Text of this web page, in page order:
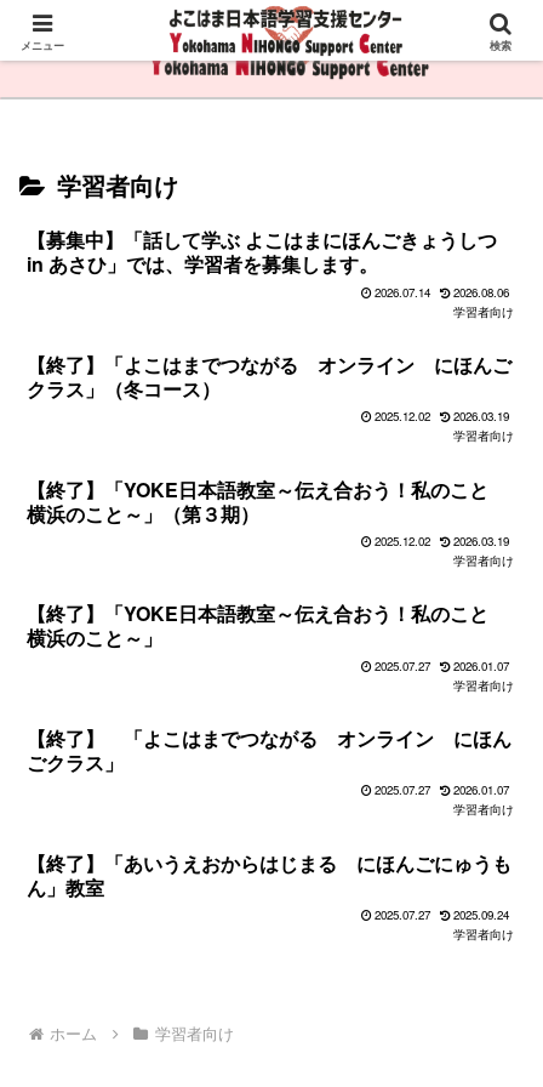
学習者向け
【募集中】「話して学ぶ よこはまにほんごきょうしつ
in あさひ」では、学習者を募集します。
2026.07.14
2026.08.06
学習者向け
【終了】「よこはまでつながる オンライン にほんご
クラス」（冬コース）
2025.12.02
2026.03.19
学習者向け
【終了】「YOKE日本語教室～伝え合おう！私のこと
横浜のこと～」（第３期）
2025.12.02
2026.03.19
学習者向け
【終了】「YOKE日本語教室～伝え合おう！私のこと
横浜のこと～」
2025.07.27
2026.01.07
学習者向け
【終了】 「よこはまでつながる オンライン にほん
ごクラス」
2025.07.27
2026.01.07
学習者向け
【終了】「あいうえおからはじまる にほんごにゅうも
ん」教室
2025.07.27
2025.09.24
学習者向け
ホーム 学習者向け
メニュー 検索